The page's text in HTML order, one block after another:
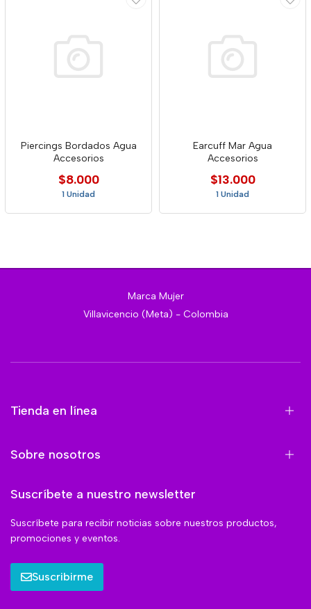
Piercings Bordados Agua
Accesorios
$8.000
1 Unidad
Earcuff Mar Agua
Accesorios
$13.000
1 Unidad
Marca Mujer
Villavicencio (Meta) - Colombia
Tienda en línea
Sobre nosotros
Suscríbete a nuestro newsletter
Suscríbete para recibir noticias sobre nuestros productos,
promociones y eventos.
Suscribirme